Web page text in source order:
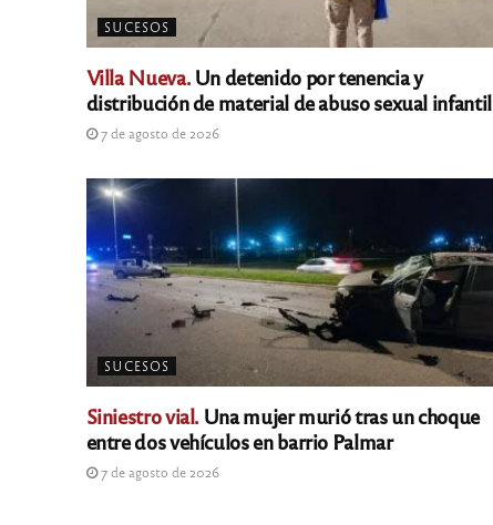
SUCESOS
Villa Nueva.Un detenido por tenencia y
distribución de material de abuso sexual infantil
7 de agosto de 2026
SUCESOS
Siniestro vial. Una mujer murió tras un choque
entre dos vehículos en barrio Palmar
7 de agosto de 2026